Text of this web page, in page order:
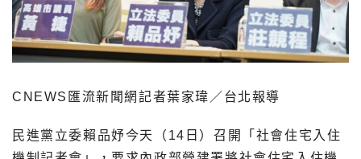
CNEWS匯流新聞網記者葉家瑋／台北報導
民進黨立委賴品妤今天（14日）召開「社會住宅入住